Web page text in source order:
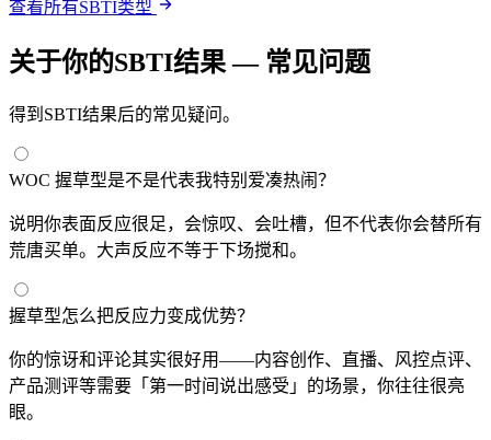
查看所有SBTI类型
关于你的SBTI结果 — 常见问题
得到SBTI结果后的常见疑问。
WOC 握草型是不是代表我特别爱凑热闹？
说明你表面反应很足，会惊叹、会吐槽，但不代表你会替所有
荒唐买单。大声反应不等于下场搅和。
握草型怎么把反应力变成优势？
你的惊讶和评论其实很好用——内容创作、直播、风控点评、
产品测评等需要「第一时间说出感受」的场景，你往往很亮
眼。